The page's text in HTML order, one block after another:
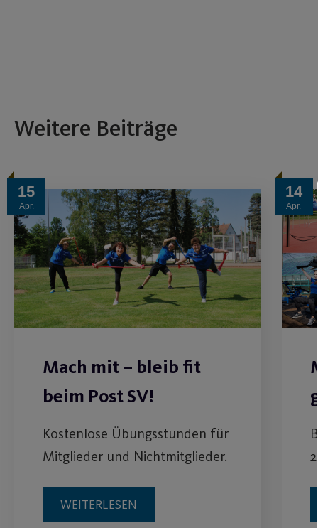
Weitere Beiträge
15
Apr.
Mach mit – bleib fit
beim Post SV!
Kostenlose Übungsstunden für
Mitglieder und Nichtmitglieder.
WEITERLESEN
14
Apr.